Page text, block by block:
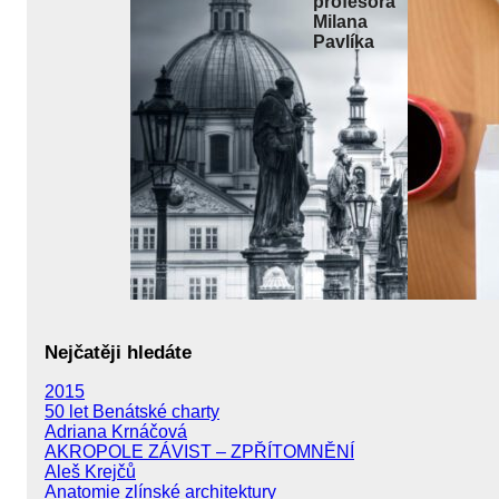
Milana
Pavlíka
Nejčatěji hledáte
2015
50 let Benátské charty
Adriana Krnáčová
AKROPOLE ZÁVIST – ZPŘÍTOMNĚNÍ
Aleš Krejčů
Anatomie zlínské architektury